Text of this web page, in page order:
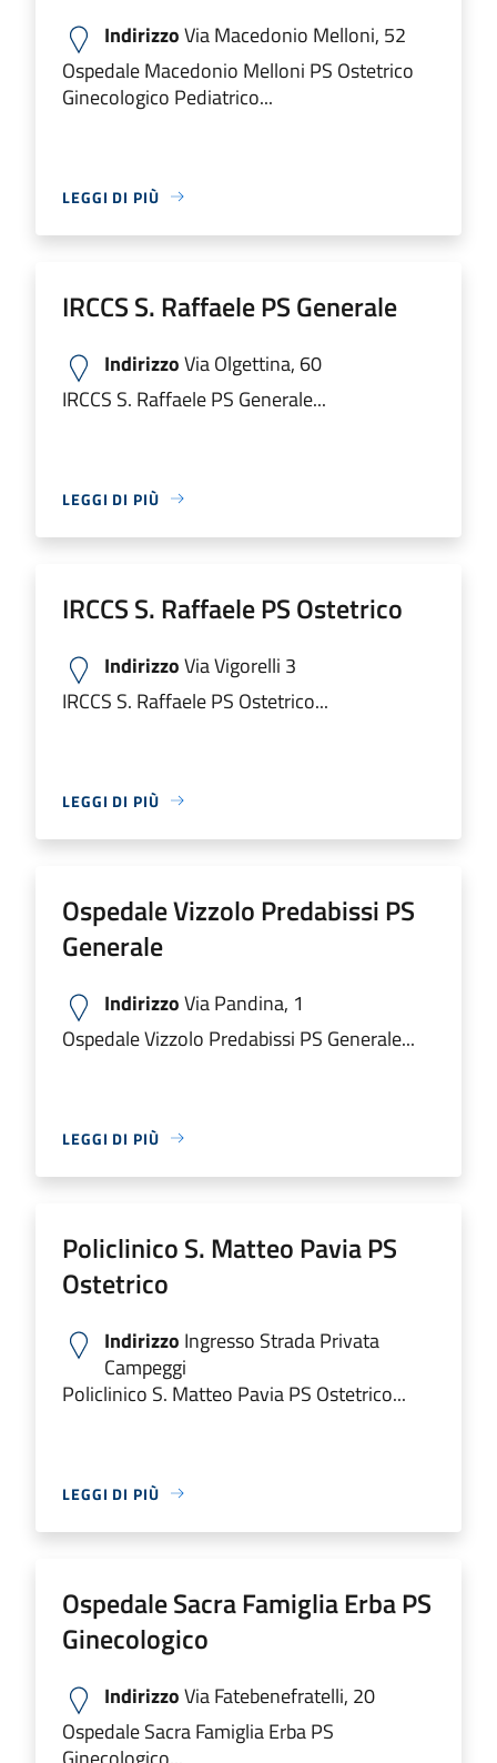
IndirizzoVia Macedonio Melloni, 52
Ospedale Macedonio Melloni PS Ostetrico
Ginecologico Pediatrico...
LEGGI DI PIÙ
IRCCS S. Raffaele PS Generale
IndirizzoVia Olgettina, 60
IRCCS S. Raffaele PS Generale...
LEGGI DI PIÙ
IRCCS S. Raffaele PS Ostetrico
IndirizzoVia Vigorelli 3
IRCCS S. Raffaele PS Ostetrico...
LEGGI DI PIÙ
Ospedale Vizzolo Predabissi PS
Generale
IndirizzoVia Pandina, 1
Ospedale Vizzolo Predabissi PS Generale...
LEGGI DI PIÙ
Policlinico S. Matteo Pavia PS
Ostetrico
Indirizzo Ingresso Strada Privata
Campeggi
Policlinico S. Matteo Pavia PS Ostetrico...
LEGGI DI PIÙ
Ospedale Sacra Famiglia Erba PS
Ginecologico
IndirizzoVia Fatebenefratelli, 20
Ospedale Sacra Famiglia Erba PS